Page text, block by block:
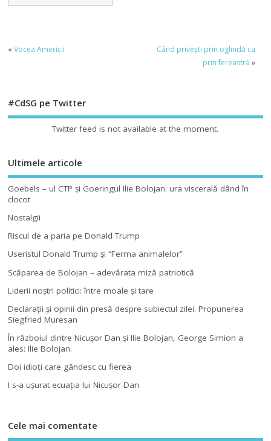
«Vocea Americii
Când privești prin oglindă ca
prin fereastră »
#CdSG pe Twitter
Twitter feed is not available at the moment.
Ultimele articole
Goebels – ul CTP şi Goeringul Ilie Bolojan: ura viscerală dând în
clocot
Nostalgii
Riscul de a paria pe Donald Trump
Useristul Donald Trump şi “Ferma animalelor”
Scăparea de Bolojan – adevărata miză patriotică
Liderii noştri politici: între moale şi tare
Declaraţii şi opinii din presă despre subiectul zilei. Propunerea
Siegfried Muresan
În războiul dintre Nicuşor Dan şi Ilie Bolojan, George Simion a
ales: Ilie Bolojan.
Doi idioţi care gândesc cu fierea
I s-a uşurat ecuaţia lui Nicuşor Dan
Cele mai comentate